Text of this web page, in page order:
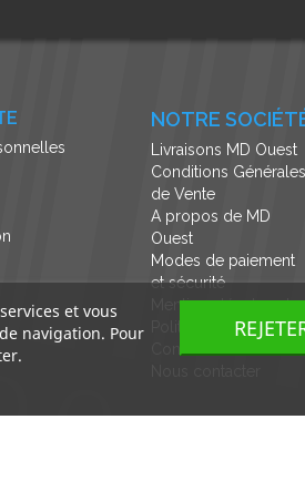
NOTRE
Livraisons MD Ouest
Conditions Générales
de Vente
A propos de MD
Ouest
Modes de paiement
et sécurité
Mentions légales et
Politique de
et vous
navigation. Pour